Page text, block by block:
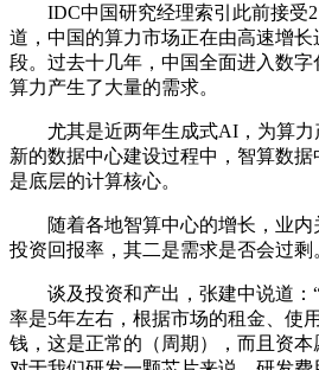
IDC中国研究经理索引此前接受
道，中国的算力市场正在由高速增
段。过去十几年，中国全面进入数
算力产生了大量的需求。
尤其是近两年生成式AI，为算力
新的数据中心建设过程中，智算数据
是底层的计算核心。
随着各地智算中心的增长，业内
投资回报率，其二是需求是否会过剩
谈及投资和产出，张建中说道：“
率是5年左右，根据市场的租金、使
钱，这是正常的（周期），而且资本